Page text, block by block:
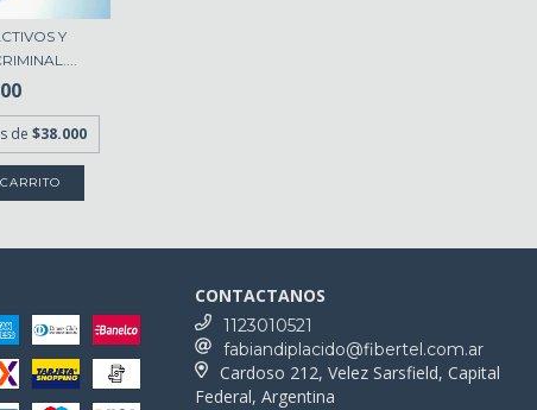
Y
de $38.000
CONTACTANOS
1123010521
fabiandiplacido@fibertel.com.ar
Cardoso 212, Velez Sarsfield, Capital
Federal, Argentina